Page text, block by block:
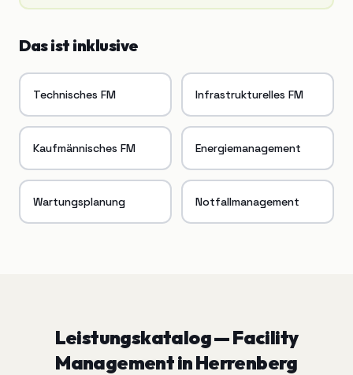
Das ist inklusive
Technisches FM Infrastrukturelles FM
Kaufmännisches FM Energiemanagement
Wartungsplanung Notfallmanagement
Leistungskatalog —Facility
ManagementinHerrenberg